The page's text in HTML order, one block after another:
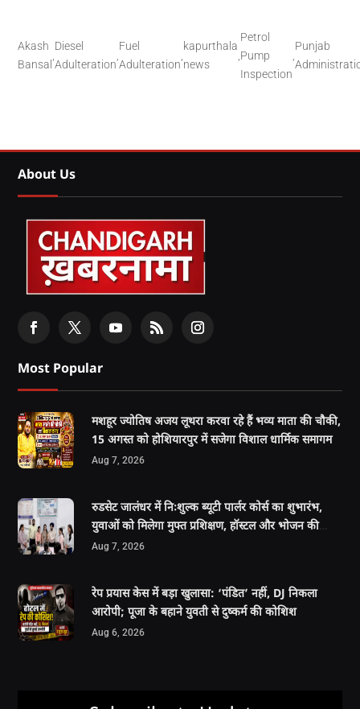
Akash
Bansal
Diesel
Adulteration
Fuel
Adulteration
kapurthala
news
Petrol
Pump
Inspection
Punjab
About Us
Most Popular
मशहूर ज्योतिष अजय लूथरा करवा रहे हैं भव्य माता की चौकी,
15 अगस्त को होशियारपुर में सजेगा विशाल धार्मिक समागम
Aug 7, 2026
रुडसेट जालंधर में निःशुल्क ब्यूटी पार्लर कोर्स का शुभारंभ,
युवाओं को मिलेगा मुफ्त प्रशिक्षण, हॉस्टल और भोजन की
सुविधा
Aug 7, 2026
रेप प्रयास केस में बड़ा खुलासा: ‘पंडित’ नहीं, DJ निकला
आरोपी; पूजा के बहाने युवती से दुष्कर्म की कोशिश
Aug 6, 2026